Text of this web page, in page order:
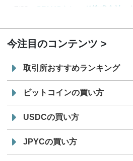
7/29
SBI VCトレード株式会社
今注目のコンテンツ
取引所おすすめランキング
ビットコインの買い方
USDCの買い方
JPYCの買い方